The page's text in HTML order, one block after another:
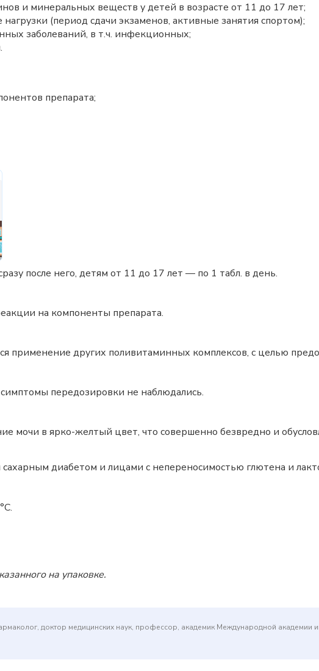
и минеральных веществ у детей в возрасте от 11 до 17 лет;
(период сдачи экзаменов, активные занятия спортом);
заболеваний, в т.ч. инфекционных;
препарата;
после него, детям от 11 до 17 лет — по 1 табл. в день.
на компоненты препарата.
применение других поливитаминных комплексов, с целью
передозировки не наблюдались.
мочи в ярко-желтый цвет, что совершенно безвредно и
диабетом и лицами с непереносимостью глютена и
на упаковке.
доктор медицинских наук, профессор, академик Международной академии